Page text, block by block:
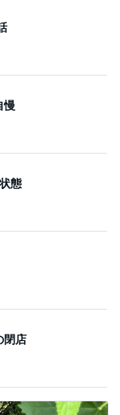
慢
態
閉店